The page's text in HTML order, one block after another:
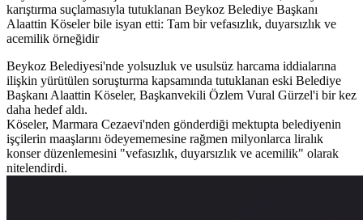
karıştırma suçlamasıyla tutuklanan Beykoz Belediye Başkanı
Alaattin Köseler bile isyan etti: Tam bir vefasızlık, duyarsızlık ve
acemilik örneğidir
Beykoz Belediyesi'nde yolsuzluk ve usulsüz harcama iddialarına
ilişkin yürütülen soruşturma kapsamında tutuklanan eski Belediye
Başkanı Alaattin Köseler, Başkanvekili Özlem Vural Gürzel'i bir kez
daha hedef aldı.
Köseler, Marmara Cezaevi'nden gönderdiği mektupta belediyenin
işçilerin maaşlarını ödeyememesine rağmen milyonlarca liralık
konser düzenlemesini "vefasızlık, duyarsızlık ve acemilik" olarak
nitelendirdi.